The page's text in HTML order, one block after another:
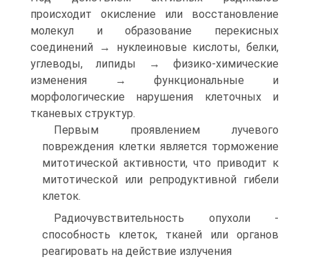
происходит окисление или восстановление
молекул и образование перекисных
соединений → нуклеиновые кислоты, белки,
углеводы, липиды → физико-химические
изменения → функциональные и
морфологические нарушения клеточных и
тканевых структур.
Первым проявлением лучевого
повреждения клетки является торможение
митотической активности, что приводит к
митотической или репродуктивной гибели
клеток.
Радиочувствительность опухоли -
способность клеток, тканей или органов
реагировать на действие излучения